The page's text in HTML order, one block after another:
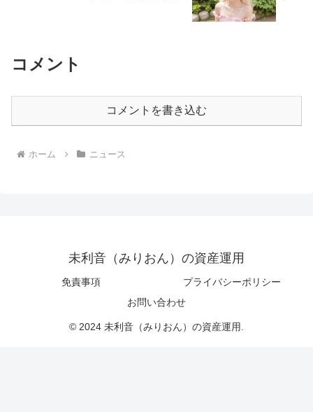
コメント
コメントを書き込む
ホーム ニュース
未利音（みりおん）の資産運用
免責事項
プライバシーポリシー
お問い合わせ
© 2024 未利音（みりおん）の資産運用.